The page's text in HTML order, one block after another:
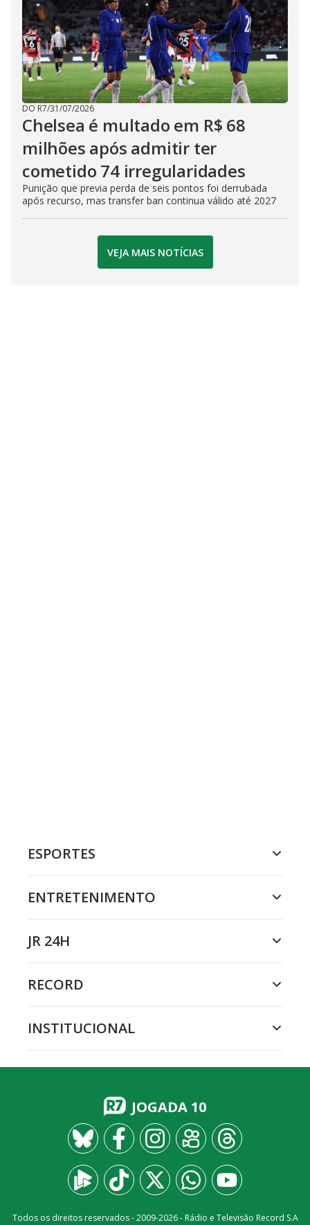
DO R7/31/07/2026
Chelsea é multado em R$ 68
milhões após admitir ter
cometido 74 irregularidades
Punição que previa perda de seis pontos foi derrubada
após recurso, mas transfer ban continua válido até 2027
VEJA MAIS NOTÍCIAS
ESPORTES
ENTRETENIMENTO
JR 24H
RECORD
INSTITUCIONAL
JOGADA 10
Todos os direitos reservados - 2009-2026- Rádio e Televisão Record S.A